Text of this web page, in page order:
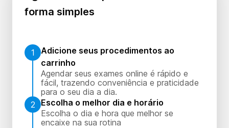
forma simples
1
Adicione seus procedimentos ao
carrinho
Agendar seus exames online é rápido e
fácil, trazendo conveniência e praticidade
para o seu dia a dia.
2
Escolha o melhor dia e horário
Escolha o dia e hora que melhor se
encaixe na sua rotina